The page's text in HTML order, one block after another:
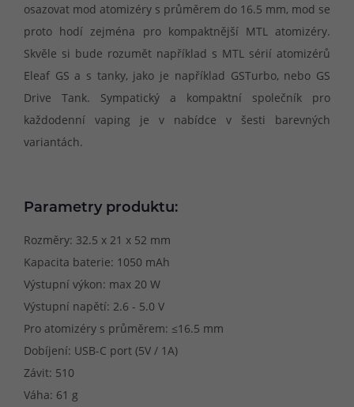
osazovat mod atomizéry s průměrem do 16.5 mm, mod se
proto hodí zejména pro kompaktnější MTL atomizéry.
Skvěle si bude rozumět například s MTL sérií atomizérů
Eleaf GS a s tanky, jako je například GSTurbo, nebo GS
Drive Tank. Sympatický a kompaktní společník pro
každodenní vaping je v nabídce v šesti barevných
variantách.
Parametry produktu:
Rozměry: 32.5 x 21 x 52 mm
Kapacita baterie: 1050 mAh
Výstupní výkon: max 20 W
Výstupní napětí: 2.6 - 5.0 V
Pro atomizéry s průměrem: ≤16.5 mm
Dobíjení: USB-C port (5V / 1A)
Závit: 510
Váha: 61 g